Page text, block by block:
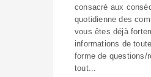
consacré aux
quotidienne des
vous êtes déjà
informations de
forme de questions/
tout...